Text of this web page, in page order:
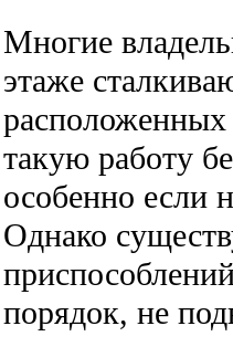
Многие
этаже
такую работу
особенно если
Однако
порядок, не